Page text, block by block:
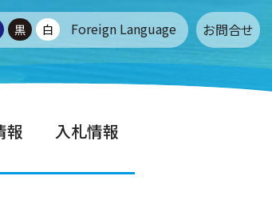
黒 白 Foreign Language お問合せ
報 入札情報